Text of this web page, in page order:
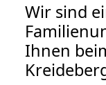
Wir sind
Ihnen